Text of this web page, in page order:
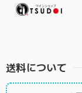
送料について